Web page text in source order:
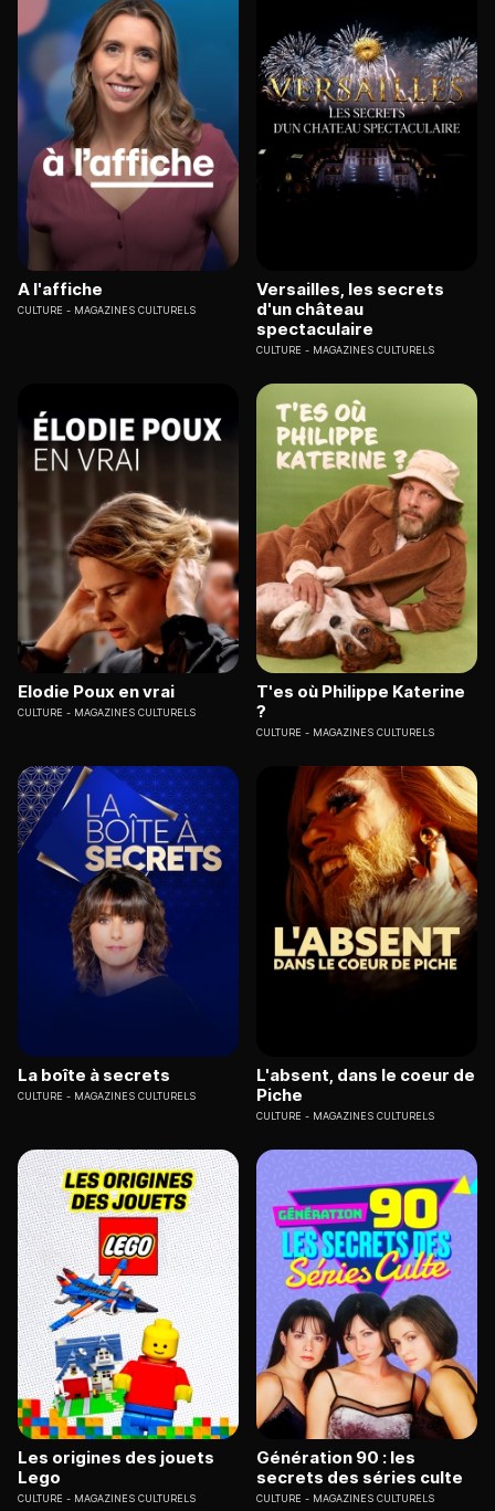
A l'affiche
CULTURE MAGAZINES CULTURELS
Versailles, les secrets
d'un château
spectaculaire
CULTURE MAGAZINES CULTURELS
Elodie Poux en vrai
CULTURE MAGAZINES CULTURELS
T'es où Philippe Katerine
?
CULTURE MAGAZINES CULTURELS
La boîte à secrets
CULTURE MAGAZINES CULTURELS
L'absent, dans le coeur de
Piche
CULTURE MAGAZINES CULTURELS
Les origines des jouets
Lego
CULTURE MAGAZINES CULTURELS
Génération 90 : les
secrets des séries culte
CULTURE MAGAZINES CULTURELS